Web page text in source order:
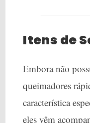
Itens de
Embora não
queimadores
característica
eles vêm